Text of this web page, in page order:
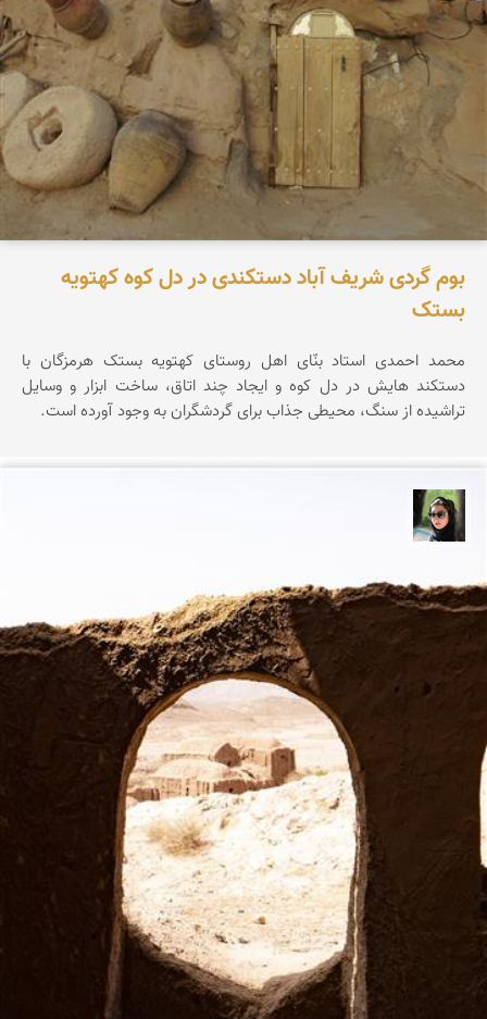
بوم گردی شریف آباد دستکندی در دل کوه کهتویه
بستک
محمد احمدی استاد بنّای اهل روستای کهتویه بستک هرمزگان با
دستکند هایش در دل کوه و ایجاد چند اتاق، ساخت ابزار و وسایل
تراشیده از سنگ، محیطی جذاب برای گردشگران به وجود آورده است.